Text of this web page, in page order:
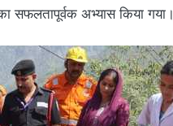
सफलतापूर्वक अभ्यास किया गया।